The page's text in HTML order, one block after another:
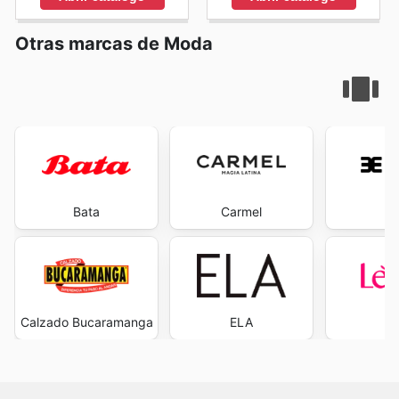
savings every day.
Otras marcas de Moda
Bata
Calzado Bucaramanga
Carmel
ELA